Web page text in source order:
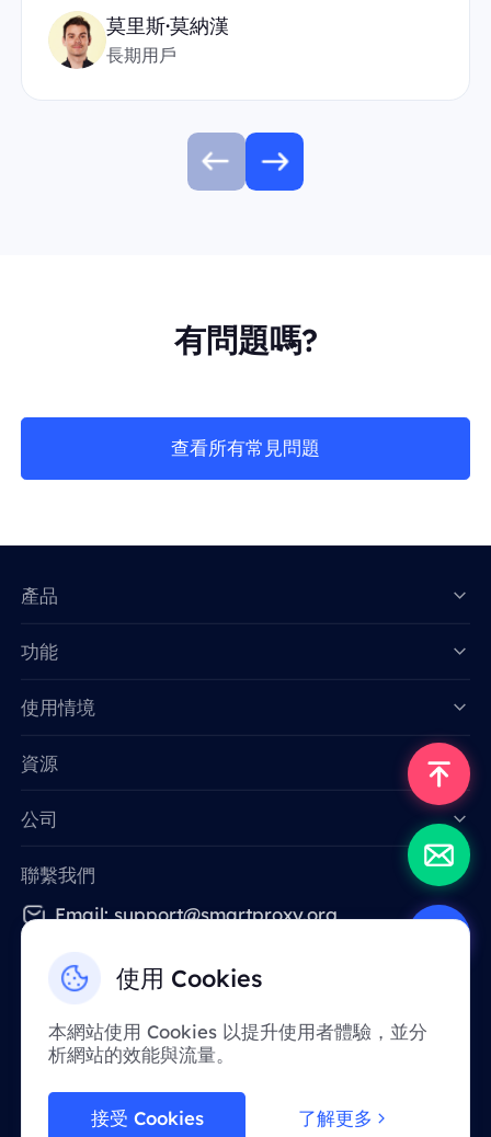
莫里斯·莫納漢
長期用戶
有問題嗎?
查看所有常見問題
使用 Cookies
本網站使用 Cookies 以提升使用者體驗，並分
析網站的效能與流量。
接受 Cookies 了解更多
產品
功能
使用情境
資源
公司
聯繫我們
Email: support@smartproxy.org
供。 感謝您的體諒！